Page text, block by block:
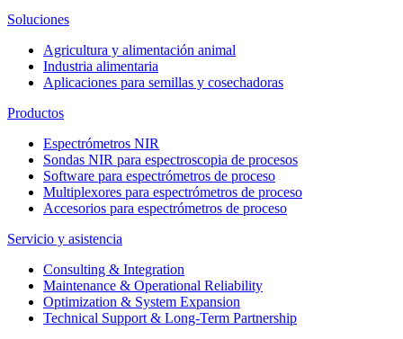
Soluciones
Agricultura y alimentación animal
Industria alimentaria
Aplicaciones para semillas y cosechadoras
Productos
Espectrómetros NIR
Sondas NIR para espectroscopia de procesos
Software para espectrómetros de proceso
Multiplexores para espectrómetros de proceso
Accesorios para espectrómetros de proceso
Servicio y asistencia
Consulting & Integration
Maintenance & Operational Reliability
Optimization & System Expansion
Technical Support & Long-Term Partnership